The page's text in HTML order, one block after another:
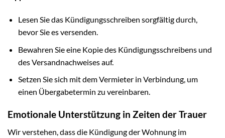
Lesen Sie das Kündigungsschreiben sorgfältig durch,
bevor Sie es versenden.
Bewahren Sie eine Kopie des Kündigungsschreibens und
des Versandnachweises auf.
Setzen Sie sich mit dem Vermieter in Verbindung, um
einen Übergabetermin zu vereinbaren.
Emotionale Unterstützung in Zeiten der Trauer
Wir verstehen, dass die Kündigung der Wohnung im